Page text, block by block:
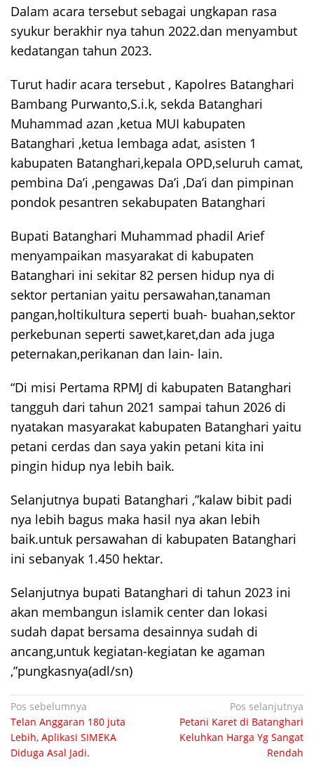
Dalam acara tersebut sebagai ungkapan rasa
syukur berakhir nya tahun 2022.dan menyambut
kedatangan tahun 2023.
Turut hadir acara tersebut , Kapolres Batanghari
Bambang Purwanto,S.i.k, sekda Batanghari
Muhammad azan ,ketua MUI kabupaten
Batanghari ,ketua lembaga adat, asisten 1
kabupaten Batanghari,kepala OPD,seluruh camat,
pembina Da’i ,pengawas Da’i ,Da’i dan pimpinan
pondok pesantren sekabupaten Batanghari
Bupati Batanghari Muhammad phadil Arief
menyampaikan masyarakat di kabupaten
Batanghari ini sekitar 82 persen hidup nya di
sektor pertanian yaitu persawahan,tanaman
pangan,holtikultura seperti buah- buahan,sektor
perkebunan seperti sawet,karet,dan ada juga
peternakan,perikanan dan lain- lain.
“Di misi Pertama RPMJ di kabupaten Batanghari
tangguh dari tahun 2021 sampai tahun 2026 di
nyatakan masyarakat kabupaten Batanghari yaitu
petani cerdas dan saya yakin petani kita ini
pingin hidup nya lebih baik.
Selanjutnya bupati Batanghari ,”kalaw bibit padi
nya lebih bagus maka hasil nya akan lebih
baik.untuk persawahan di kabupaten Batanghari
ini sebanyak 1.450 hektar.
Selanjutnya bupati Batanghari di tahun 2023 ini
akan membangun islamik center dan lokasi
sudah dapat bersama desainnya sudah di
ancang,untuk kegiatan-kegiatan ke agaman
,”pungkasnya(adl/sn)
Navigasi
pos
Pos sebelumnya
Telan Anggaran 180 juta
Lebih, Aplikasi SIMEKA
Diduga Asal Jadi.
Pos selanjutnya
Petani Karet di Batanghari
Keluhkan Harga Yg Sangat
Rendah